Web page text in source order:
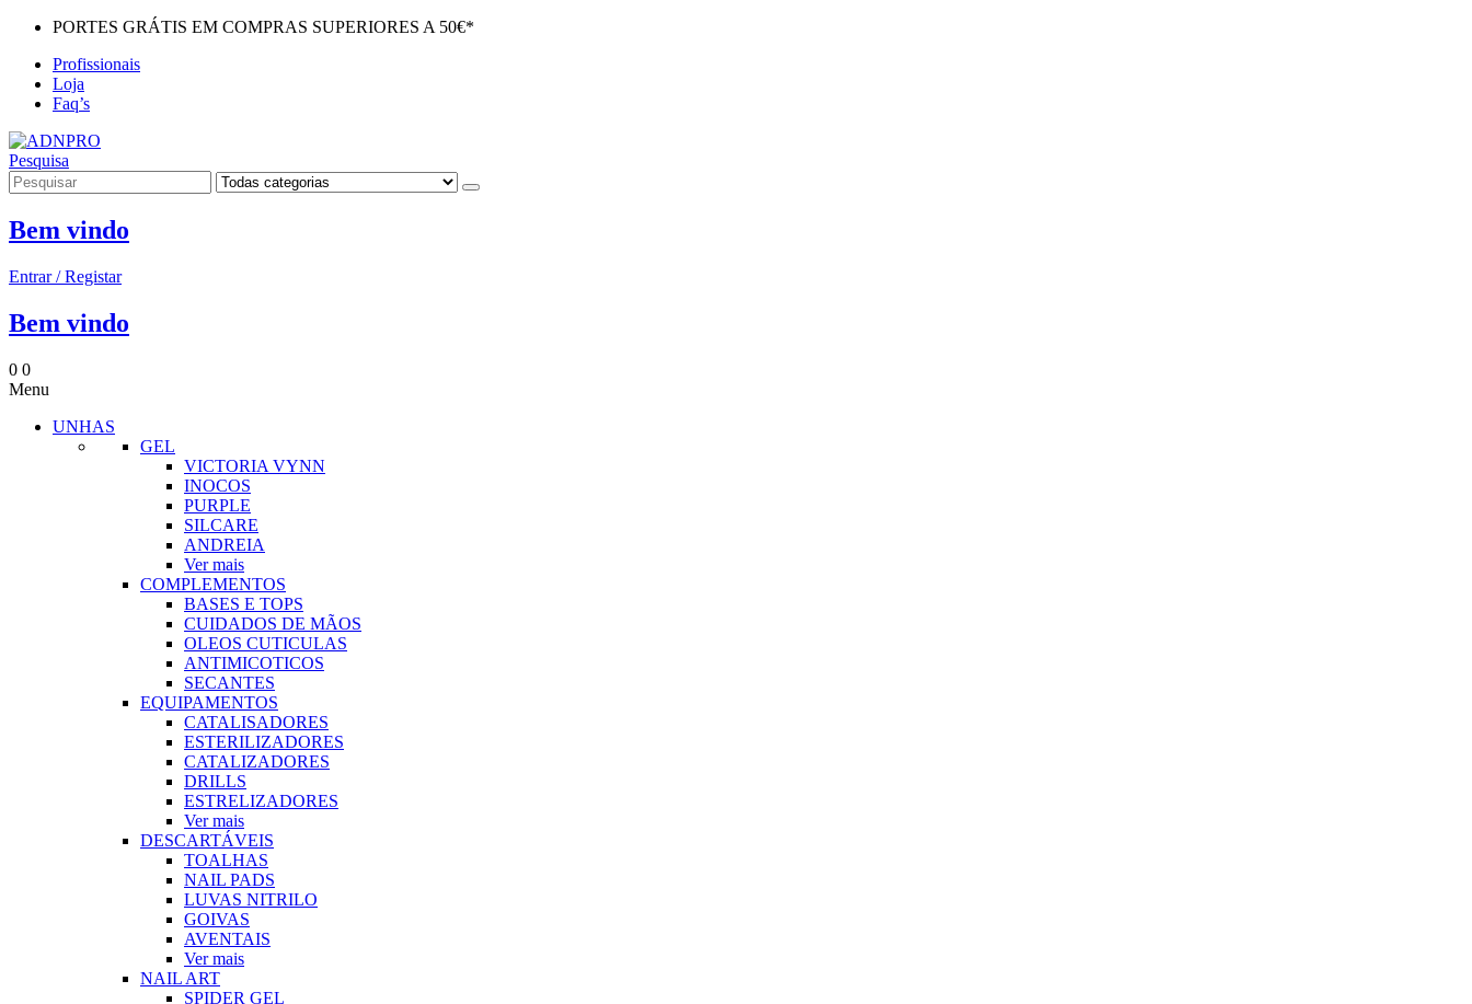
PORTES GRÁTIS EM COMPRAS SUPERIORES A 50€*
Profissionais
Loja
Faq’s
Pesquisa
Bem vindo
Entrar / Registar
Bem vindo
0 0
Menu
UNHAS
GEL
VICTORIA VYNN
INOCOS
PURPLE
SILCARE
ANDREIA
Ver mais
COMPLEMENTOS
BASES E TOPS
CUIDADOS DE MÃOS
OLEOS CUTICULAS
ANTIMICOTICOS
SECANTES
EQUIPAMENTOS
CATALISADORES
ESTERILIZADORES
CATALIZADORES
DRILLS
ESTRELIZADORES
Ver mais
DESCARTÁVEIS
TOALHAS
NAIL PADS
LUVAS NITRILO
GOIVAS
AVENTAIS
Ver mais
NAIL ART
SPIDER GEL